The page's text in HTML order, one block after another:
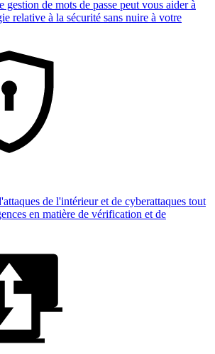
gestion de mots de passe peut vous aider à
relative à la sécurité sans nuire à votre
de l'intérieur et de cyberattaques tout
en matière de vérification et de